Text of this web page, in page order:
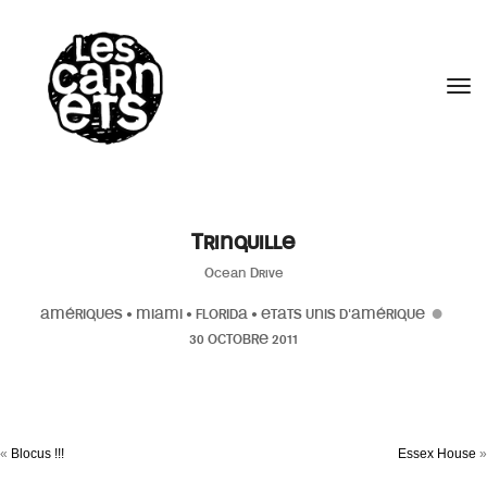
Trinquille
Ocean Drive
AMÉRIQUES • MIAMI • FLORIDA • ETATS UNIS D'AMÉRIQUE
30 OCTOBRE 2011
« Blocus !!! Essex House »